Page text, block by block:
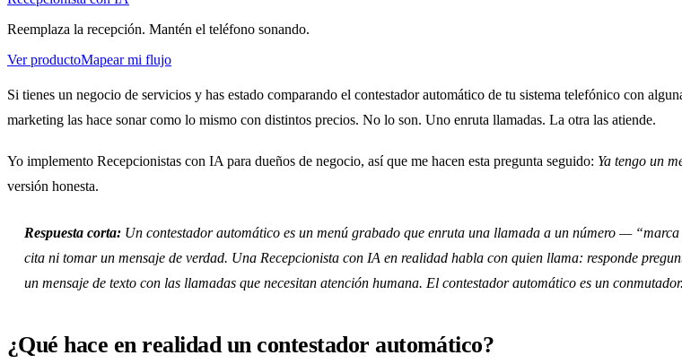
Reemplaza la recepción. Mantén el teléfono sonando.
Ver productoMapear mi flujo
Si tienes un negocio de servicios y has estado comparando el contestador automático de tu sistema telefónico con
marketing las hace sonar como lo mismo con distintos precios. No lo son. Uno enruta llamadas. La otra las atiende.
Yo implemento Recepcionistas con IA para dueños de negocio, así que me hacen esta pregunta seguido: Ya tengo un
versión honesta.
Respuesta corta: Un contestador automático es un menú grabado que enruta una llamada a un número —
cita ni tomar un mensaje de verdad. Una Recepcionista con IA en realidad habla con quien llama: responde
un mensaje de texto con las llamadas que necesitan atención humana. El contestador automático es un
¿Qué hace en realidad un contestador automático?